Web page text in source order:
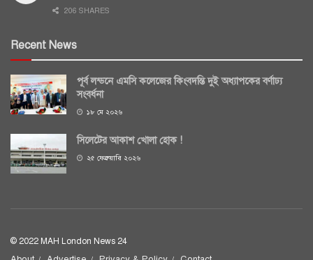
206 SHARES
Recent News
পূর্ব লন্ডনে এমসি কলেজের কিংবদন্তি দুই অধ্যাপকের বর্ণাঢ্য
সংবর্ধনা
১৮ মে ২০২৬
সিলেটের আকাশ খোলা হোক !
২৫ ফেব্রুয়ারি ২০২৬
© 2022 MAH London News 24